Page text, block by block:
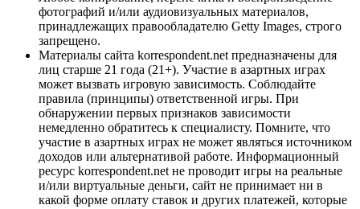
фотографий и/или аудиовизуальных материалов,
принадлежащих правообладателю Getty Images, строго
запрещено.
Материалы сайта korrespondent.net предназначены для
лиц старше 21 года (21+). Участие в азартных играх
может вызвать игровую зависимость. Соблюдайте
правила (принципы) ответственной игры. При
обнаружении первых признаков зависимости
немедленно обратитесь к специалисту. Помните, что
участие в азартных играх не может являться источником
доходов или альтернативой работе. Информационный
ресурс korrespondent.net не проводит игры на реальные
и/или виртуальные деньги, сайт не принимает ни в
какой форме оплату ставок и других платежей, которые